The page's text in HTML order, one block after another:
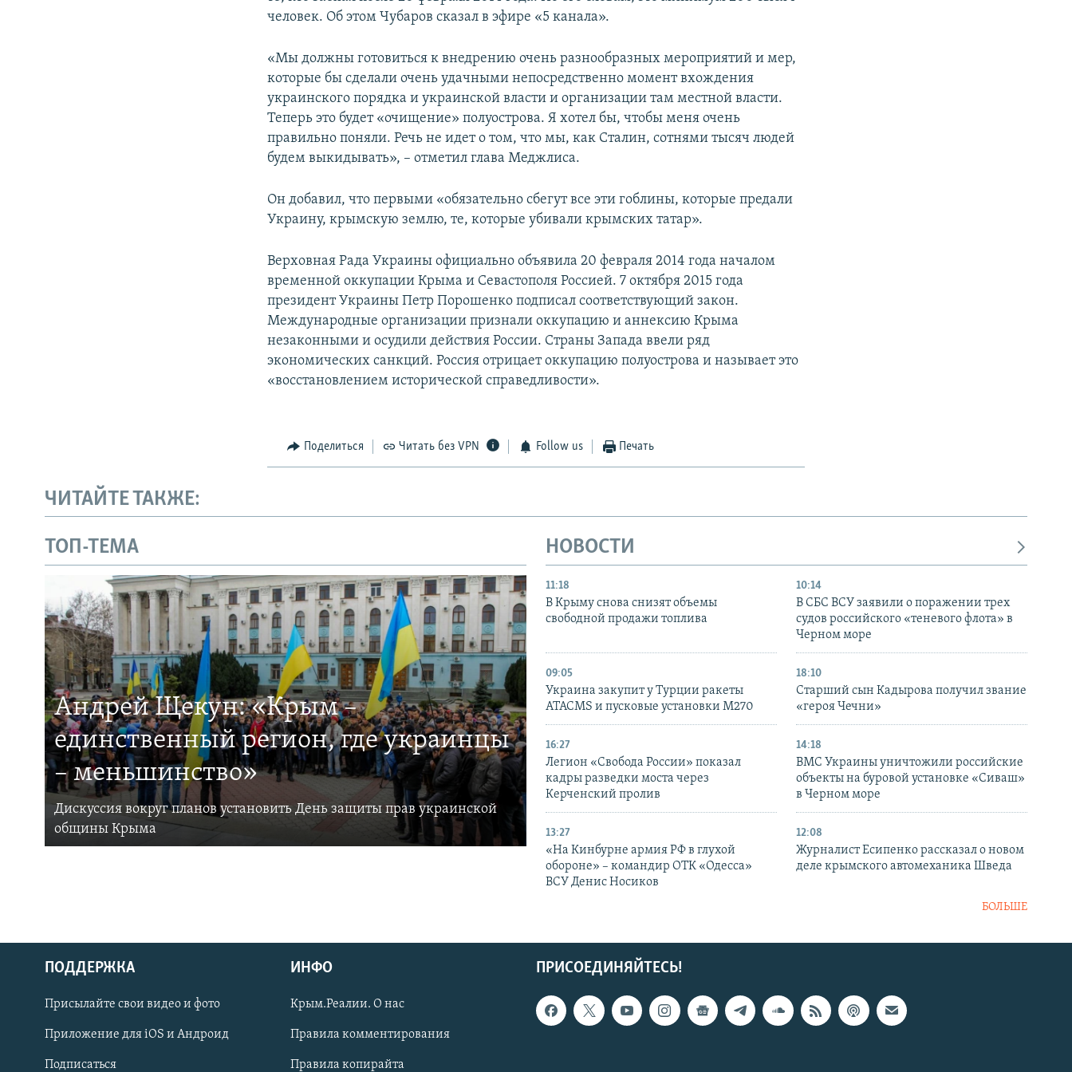
Українською
Qırımtatar
человек. Об этом Чубаров сказал в эфире «5 канала».
«Мы должны готовиться к внедрению очень разнообразных мероприятий и мер,
которые бы сделали очень удачными непосредственно момент вхождения
украинского порядка и украинской власти и организации там местной власти.
Теперь это будет «очищение» полуострова. Я хотел бы, чтобы меня очень
правильно поняли. Речь не идет о том, что мы, как Сталин, сотнями тысяч людей
будем выкидывать», – отметил глава Меджлиса.
Он добавил, что первыми «обязательно сбегут все эти гоблины, которые предали
Украину, крымскую землю, те, которые убивали крымских татар».
Верховная Рада Украины официально объявила 20 февраля 2014 года началом
временной оккупации Крыма и Севастополя Россией. 7 октября 2015 года
президент Украины Петр Порошенко подписал соответствующий закон.
Международные организации признали оккупацию и аннексию Крыма
незаконными и осудили действия России. Страны Запада ввели ряд
экономических санкций. Россия отрицает оккупацию полуострова и называет это
«восстановлением исторической справедливости».
Поделиться Читать без VPN Follow us Печать
ЧИТАЙТЕ ТАКЖЕ:
ТОП-ТЕМА
Андрей Щекун: «Крым –
единственный регион, где украинцы
– меньшинство»
Дискуссия вокруг планов установить День защиты прав украинской
общины Крыма
НОВОСТИ
11:18
В Крыму снова снизят объемы
свободной продажи топлива
10:14
В СБС ВСУ заявили о поражении трех
судов российского «теневого флота» в
Черном море
09:05
Украина закупит у Турции ракеты
ATACMS и пусковые установки M270
18:10
Старший сын Кадырова получил звание
«героя Чечни»
16:27
Легион «Свобода России» показал
кадры разведки моста через
Керченский пролив
14:18
ВМС Украины уничтожили российские
объекты на буровой установке «Сиваш»
в Черном море
13:27
«На Кинбурне армия РФ в глухой
обороне» – командир ОТК «Одесса»
ВСУ Денис Носиков
12:08
Журналист Есипенко рассказал о новом
деле крымского автомеханика Шведа
БОЛЬШЕ
ПРИСОЕДИНЯЙТЕСЬ!
ПОДДЕРЖКА
Присылайте свои видео и фото
Приложение для iOS и Андроид
Подписаться
ИНФО
Крым.Реалии. О нас
Правила комментирования
Правила копирайта